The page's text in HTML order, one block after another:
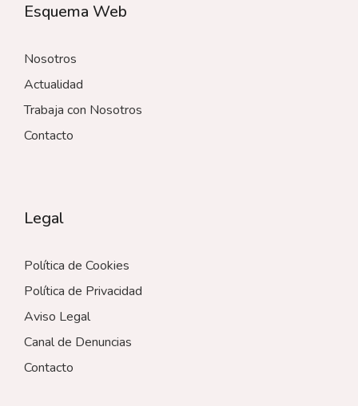
Esquema Web
Nosotros
Actualidad
Trabaja con Nosotros
Contacto
Legal
Política de Cookies
Política de Privacidad
Aviso Legal
Canal de Denuncias
Contacto